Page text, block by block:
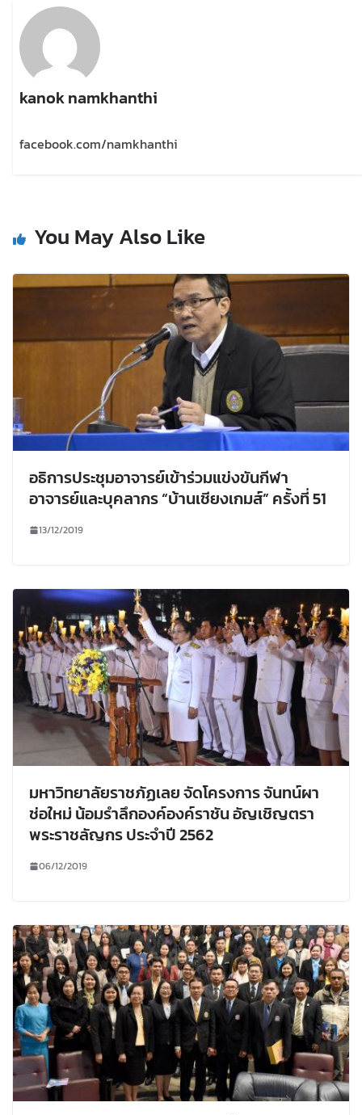
kanok namkhanthi
facebook.com/namkhanthi
You May Also Like
อธิการประชุมอาจารย์เข้าร่วมแข่งขันกีฬา
อาจารย์และบุคลากร “บ้านเชียงเกมส์” ครั้งที่ 51
13/12/2019
มหาวิทยาลัยราชภัฏเลย จัดโครงการ จันทน์ผา
ช่อใหม่ น้อมรำลึกองค์องค์ราชัน อัญเชิญตรา
พระราชลัญกร ประจำปี 2562
06/12/2019